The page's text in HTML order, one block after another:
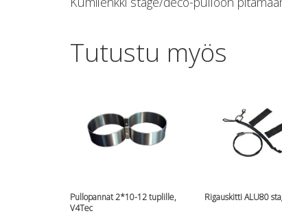
Tutustu myös
Pullopannat 2*10-12 tuplille,
V4Tec
Rigauskitti ALU80